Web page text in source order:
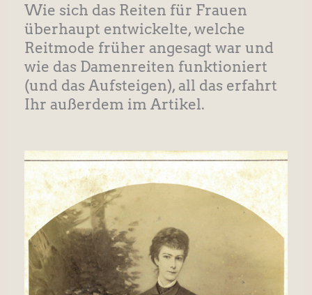
Wie sich das Reiten für Frauen
überhaupt entwickelte, welche
Reitmode früher angesagt war und
wie das Damenreiten funktioniert
(und das Aufsteigen), all das erfahrt
Ihr außerdem im Artikel.